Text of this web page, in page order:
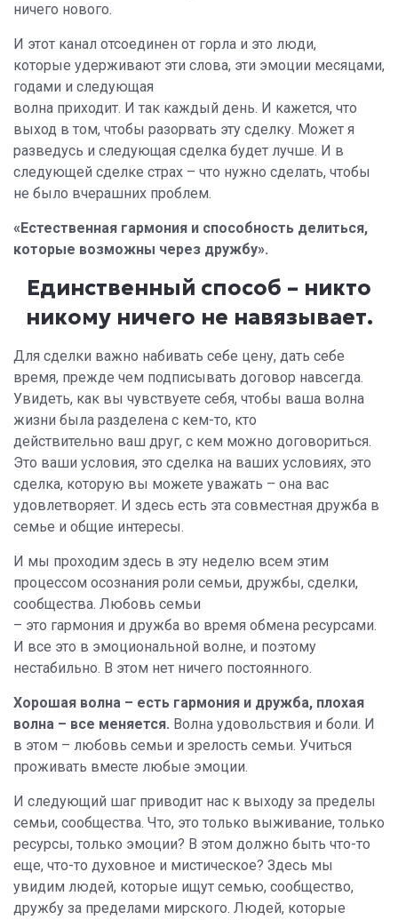
ничего нового.
И этот канал отсоединен от горла и это люди,
которые удерживают эти слова, эти эмоции месяцами,
годами и следующая
волна приходит. И так каждый день. И кажется, что
выход в том, чтобы разорвать эту сделку. Может я
разведусь и следующая сделка будет лучше. И в
следующей сделке страх – что нужно сделать, чтобы
не было вчерашних проблем.
«Естественная гармония и способность делиться,
которые возможны через дружбу».
Единственный способ – никто
никому ничего не навязывает.
Для сделки важно набивать себе цену, дать себе
время, прежде чем подписывать договор навсегда.
Увидеть, как вы чувствуете себя, чтобы ваша волна
жизни была разделена с кем-то, кто
действительно ваш друг, с кем можно договориться.
Это ваши условия, это сделка на ваших условиях, это
сделка, которую вы можете уважать – она вас
удовлетворяет. И здесь есть эта совместная дружба в
семье и общие интересы.
И мы проходим здесь в эту неделю всем этим
процессом осознания роли семьи, дружбы, сделки,
сообщества. Любовь семьи
– это гармония и дружба во время обмена ресурсами.
И все это в эмоциональной волне, и поэтому
нестабильно. В этом нет ничего постоянного.
Хорошая волна – есть гармония и дружба, плохая
волна – все меняется. Волна удовольствия и боли. И
в этом – любовь семьи и зрелость семьи. Учиться
проживать вместе любые эмоции.
И следующий шаг приводит нас к выходу за пределы
семьи, сообщества. Что, это только выживание, только
ресурсы, только эмоции? В этом должно быть что-то
еще, что-то духовное и мистическое? Здесь мы
увидим людей, которые ищут семью, сообщество,
дружбу за пределами мирского. Людей, которые